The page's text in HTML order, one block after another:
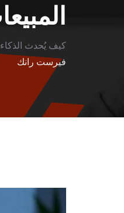
كيف يُحدث
فيرست رانك